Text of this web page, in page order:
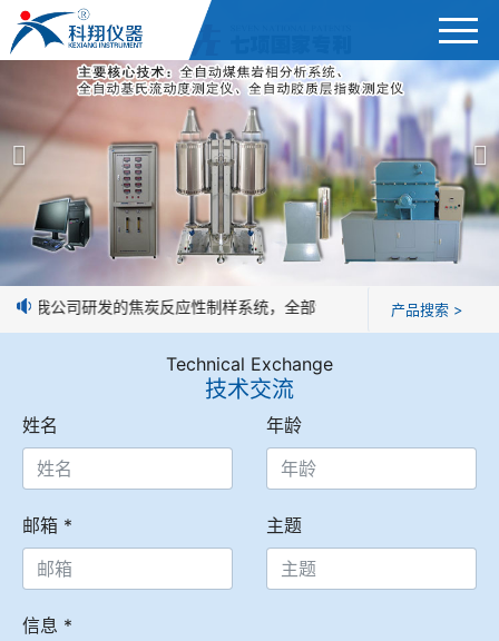
产品展示 ＞
焦炭高温性能检测系统
焦化行业检测及优化配煤设备
球团矿/烧结矿/块矿高温冶金性能检测系统
烧结/球团优化配矿研究设备
高炉配吹煤检测设备
冶金渣、保护渣等高温物性检测设备
冶金石灰活性度测定仪
公司简介
新闻中心
企业业绩
视频观赏
标准下载
企业荣誉
：我公司研发的焦炭反应性制样系统，全部制样过程机械化操作，没
产品搜索 >
Technical Exchange
技术交流
姓名 年龄
邮箱 * 主题
信息 *